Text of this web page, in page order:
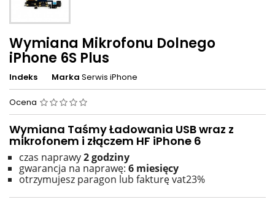
Wymiana Mikrofonu Dolnego
iPhone 6S Plus
Indeks Marka Serwis iPhone
Ocena
Wymiana Taśmy Ładowania USB wraz z
mikrofonem i złączem HF iPhone 6
czas naprawy2godziny
gwarancja na naprawę: 6 miesięcy
otrzymujesz paragon lub fakturę vat23%